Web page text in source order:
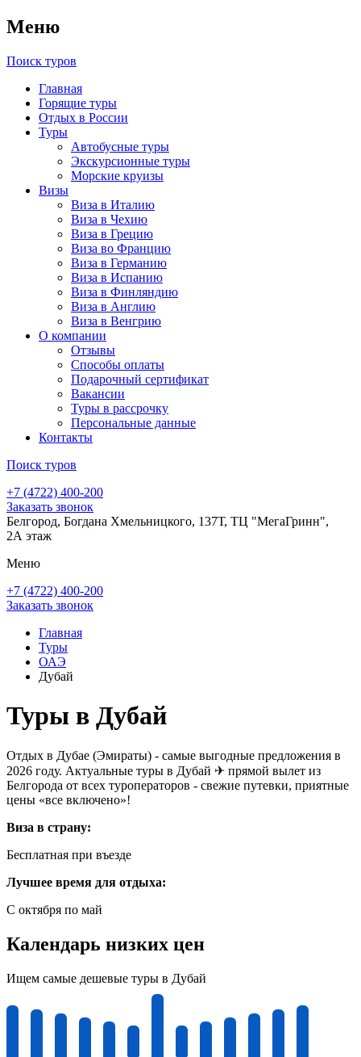
Меню
Поиск туров
Главная
Горящие туры
Отдых в России
Туры
Автобусные туры
Экскурсионные туры
Морские круизы
Визы
Виза в Италию
Виза в Чехию
Виза в Грецию
Виза во Францию
Виза в Германию
Виза в Испанию
Виза в Финляндию
Виза в Англию
Виза в Венгрию
О компании
Отзывы
Способы оплаты
Подарочный сертификат
Вакансии
Туры в рассрочку
Персональные данные
Контакты
Поиск туров
+7 (4722) 400-200
Заказать звонок
Белгород, Богдана Хмельницкого, 137Т, ТЦ "МегаГринн",
2А этаж
Меню
+7 (4722) 400-200
Заказать звонок
Главная
Туры
ОАЭ
Дубай
Туры в Дубай
Отдых в Дубае (Эмираты) - самые выгодные предложения в
2026 году. Актуальные туры в Дубай ✈ прямой вылет из
Белгорода от всех туроператоров - свежие путевки, приятные
цены «все включено»!
Виза в страну:
Бесплатная при въезде
Лучшее время для отдыха:
C октября по май
Календарь низких цен
Ищем самые дешевые туры в Дубай